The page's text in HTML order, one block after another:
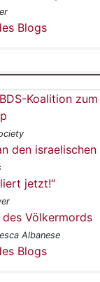
Blogs
Koalition
den
jetzt!“
Völkermords
Albanese
Blogs